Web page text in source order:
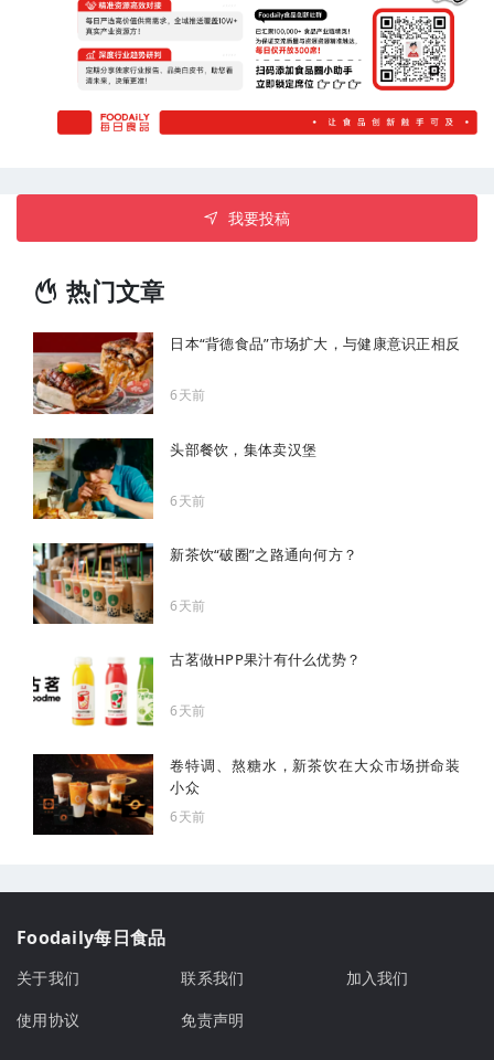
我要投稿
热门文章
日本“背德食品”市场扩大，与健康意识正相反
6天前
头部餐饮，集体卖汉堡
6天前
新茶饮“破圈”之路通向何方？
6天前
古茗做HPP果汁有什么优势？
6天前
卷特调、熬糖水，新茶饮在大众市场拼命装
小众
6天前
Foodaily每日食品
关于我们 联系我们
加入我们
使用协议
免责声明